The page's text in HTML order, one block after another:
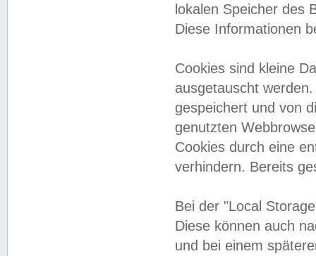
lokalen Speicher des
Diese Informationen
Cookies sind kleine
ausgetauscht
gespeichert und von
genutzten
Cookies durch eine
verhindern. Bereits
Bei der "Local
Diese können auch
und bei einem